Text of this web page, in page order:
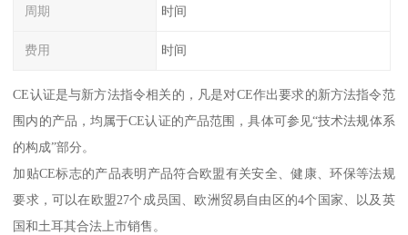
周期 时间
费用 时间
CE认证是与新方法指令相关的，凡是对CE作出要求的新方法指令范
围内的产品，均属于CE认证的产品范围，具体可参见“技术法规体系
的构成”部分。
加贴CE标志的产品表明产品符合欧盟有关安全、健康、环保等法规
要求，可以在欧盟27个成员国、欧洲贸易自由区的4个国家、以及英
国和土耳其合法上市销售。